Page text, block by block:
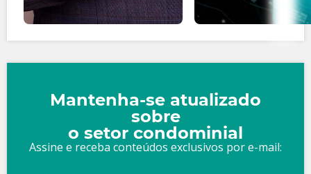
Mantenha-se atualizado
sobre
o setor condominial
Assine e receba conteúdos exclusivos por e-mail: